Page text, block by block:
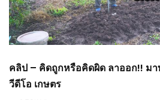
คลิป – คิดถูกหรือคิดผิด ลาออก!! มา
วีดีโอ เกษตร